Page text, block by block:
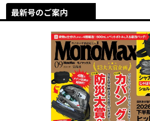
最新号のご案内